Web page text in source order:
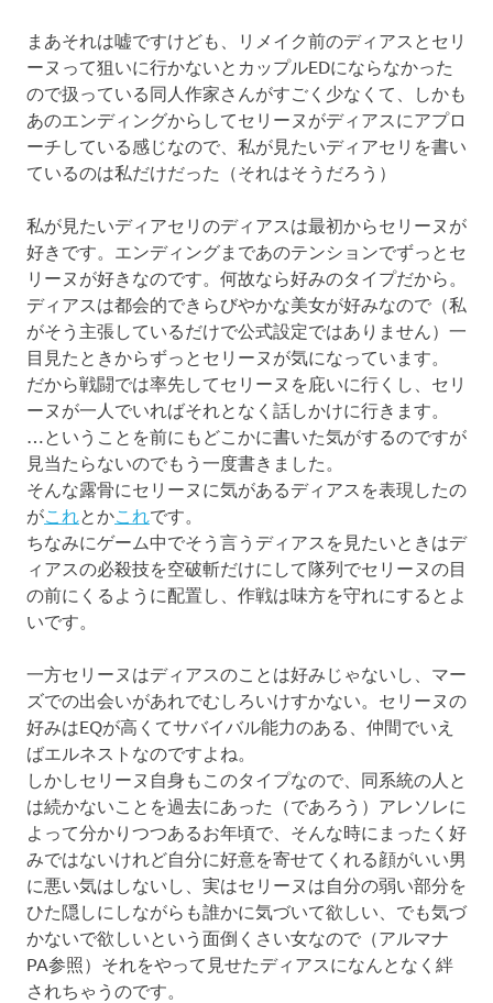
まあそれは嘘ですけども、リメイク前のディアスとセリ
ーヌって狙いに行かないとカップルEDにならなかった
ので扱っている同人作家さんがすごく少なくて、しかも
あのエンディングからしてセリーヌがディアスにアプロ
ーチしている感じなので、私が見たいディアセリを書い
ているのは私だけだった（それはそうだろう）
私が見たいディアセリのディアスは最初からセリーヌが
好きです。エンディングまであのテンションでずっとセ
リーヌが好きなのです。何故なら好みのタイプだから。
ディアスは都会的できらびやかな美女が好みなので（私
がそう主張しているだけで公式設定ではありません）一
目見たときからずっとセリーヌが気になっています。
だから戦闘では率先してセリーヌを庇いに行くし、セリ
ーヌが一人でいればそれとなく話しかけに行きます。
…ということを前にもどこかに書いた気がするのですが
見当たらないのでもう一度書きました。
そんな露骨にセリーヌに気があるディアスを表現したの
がこれとかこれです。
ちなみにゲーム中でそう言うディアスを見たいときはデ
ィアスの必殺技を空破斬だけにして隊列でセリーヌの目
の前にくるように配置し、作戦は味方を守れにするとよ
いです。
一方セリーヌはディアスのことは好みじゃないし、マー
ズでの出会いがあれでむしろいけすかない。セリーヌの
好みはEQが高くてサバイバル能力のある、仲間でいえ
ばエルネストなのですよね。
しかしセリーヌ自身もこのタイプなので、同系統の人と
は続かないことを過去にあった（であろう）アレソレに
よって分かりつつあるお年頃で、そんな時にまったく好
みではないけれど自分に好意を寄せてくれる顔がいい男
に悪い気はしないし、実はセリーヌは自分の弱い部分を
ひた隠しにしながらも誰かに気づいて欲しい、でも気づ
かないで欲しいという面倒くさい女なので（アルマナ
PA参照）それをやって見せたディアスになんとなく絆
されちゃうのです。